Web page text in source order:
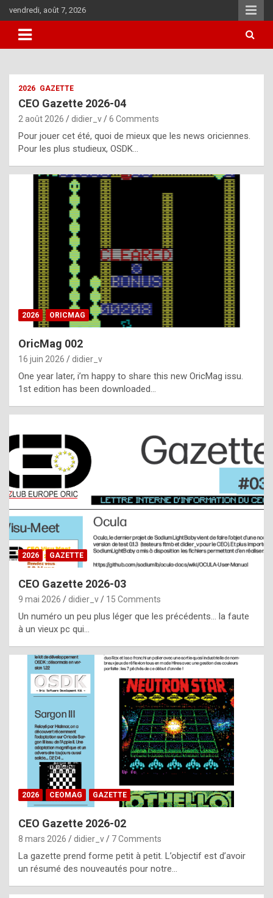
to
content
vendredi, août 7, 2026
i
u
l
y
d
i
ff
i
l
t
t
s
t
a
s
i
e
f
o
m
m
a
y
b
e
b
y
g
e
n
u
2026 GAZETTE
CEO Gazette 2026-04
2 août 2026 didier_v 6 Comments
Pour jouer cet été, quoi de mieux que les news oriciennes.
Pour les plus studieux, OSDK…
2026 ORICMAG
OricMag 002
16 juin 2026 didier_v
One year later, i’m happy to share this new OricMag issu.
1st edition has been downloaded…
2026 GAZETTE
CEO Gazette 2026-03
9 mai 2026 didier_v 15 Comments
Un numéro un peu plus léger que les précédents… la faute
à un vieux pc qui…
2026 CEOMAG GAZETTE
CEO Gazette 2026-02
8 mars 2026 didier_v 7 Comments
La gazette prend forme petit à petit. L’objectif est d’avoir
un résumé des nouveautés pour notre…